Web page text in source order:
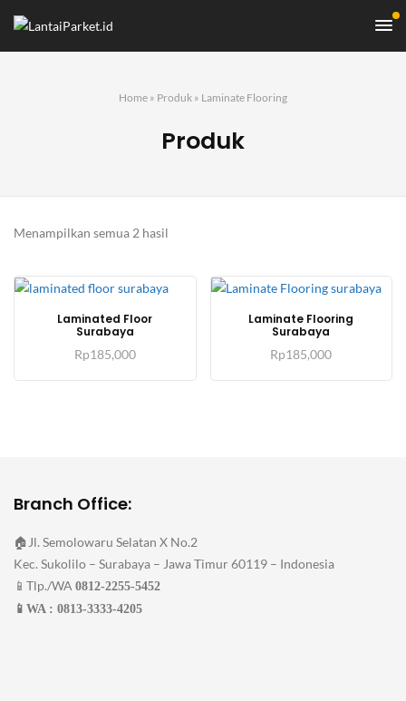
Home » Produk » Laminate Flooring
Produk
Menampilkan semua 2 hasil
harga:
tinggi
Laminated Floor
Surabaya
Rp185,000
Laminate Flooring
Surabaya
Rp185,000
Branch Office:
🏠Jl. Semolowaru Selatan X No.2
Kec. Sukolilo – Surabaya – Jawa Timur 60119 – Indonesia
📱Tlp./WA 0812-2255-5452
📱WA : 0813-3333-4205